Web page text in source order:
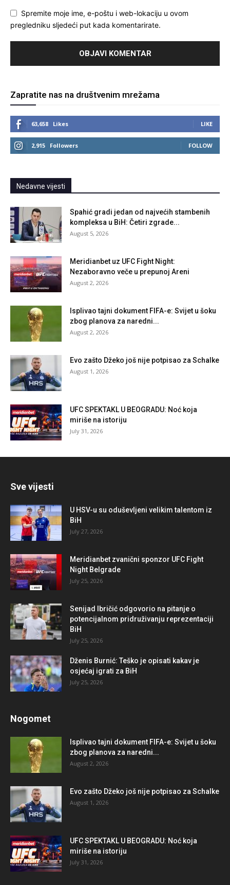
Spremite moje ime, e-poštu i web-lokaciju u ovom
pregledniku sljedeći put kada komentarirate.
Zapratite nas na društvenim mrežama
63,658 Likes LIKE
2,915 Followers FOLLOW
Nedavne vijesti
Spahić gradi jedan od najvećih stambenih
kompleksa u BiH: Četiri zgrade...
August 5, 2026
Meridianbet uz UFC Fight Night:
Nezaboravno veče u prepunoj Areni
August 2, 2026
Isplivao tajni dokument FIFA-e: Svijet u šoku
zbog planova za naredni...
August 2, 2026
Evo zašto Džeko još nije potpisao za Schalke
August 1, 2026
UFC SPEKTAKL U BEOGRADU: Noć koja
miriše na istoriju
July 31, 2026
Sve vijesti
U HSV-u su oduševljeni velikim talentom iz
BiH
July 27, 2026
Meridianbet zvanični sponzor UFC Fight
Night Belgrade
July 25, 2026
Senijad Ibričić odgovorio na pitanje o
potencijalnom pridruživanju reprezentaciji
BiH
July 25, 2026
Dženis Burnić: Teško je opisati kakav je
osjećaj igrati za BiH
July 25, 2026
Nogomet
Isplivao tajni dokument FIFA-e: Svijet u šoku
zbog planova za naredni...
August 2, 2026
Evo zašto Džeko još nije potpisao za Schalke
August 1, 2026
UFC SPEKTAKL U BEOGRADU: Noć koja
miriše na istoriju
July 31, 2026